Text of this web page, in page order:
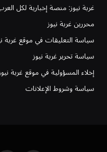
غربة نيوز: منصة إخبارية لكل
محررين غربة نيوز
سياسة التعليقات في موقع غربة
سياسة تحرير غربة نيوز
إخلاء المسؤولية في موقع غربة
سياسة وشروط الإعلانات